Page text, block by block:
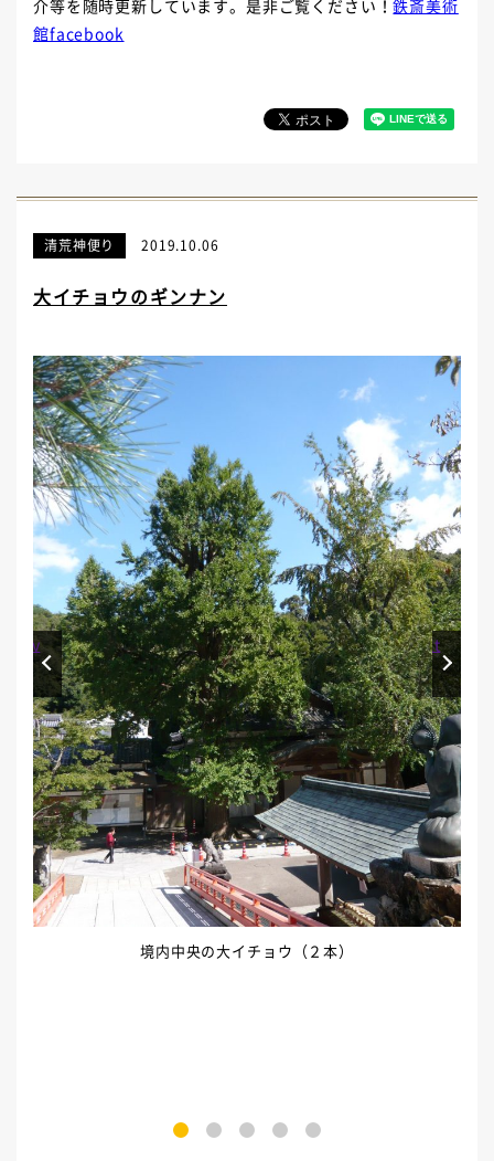
介等を随時更新しています。是非ご覧ください！鉄斎美術
館facebook
清荒神便り 2019.10.06
大イチョウのギンナン
境内中央の大イチョウ（２本）
3 4 5
Prev Next